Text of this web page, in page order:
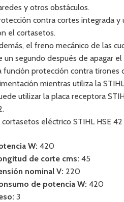
y otros obstáculos.
contra cortes integrada y
el cortasetos.
el freno mecánico de las
un segundo después de apagar
función protección contra tirones
mientras utiliza la
utilizar la placa receptora
cortasetos eléctrico STIHL HSE
W: 420
de corte cms: 45
nominal V: 220
de potencia W: 420
3